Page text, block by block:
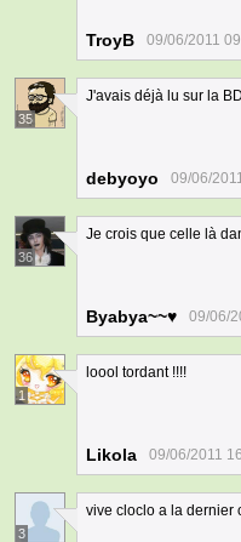
TroyB 09/06/2011
35
J'avais déjà lu sur la
debyoyo 09/06/
36
Je crois que celle là
Byabya~~♥ 09/06/
1
loool tordant !!!!
Likola 09/06/2011
3
vive cloclo a la dernier